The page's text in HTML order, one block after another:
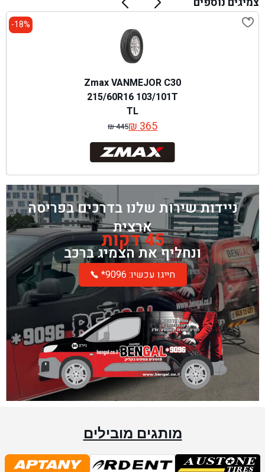
18%-
Zmax VANMEJOR C30
215/60R16 103/101T
TL
₪445
המחיר
המקורי
היה:
₪ 445.
₪365 המחיר
הנוכחי
הוא:
₪ 365.
ניידות שירות שלנו בדרכים בפריסה
ארצית
45 דקות
ונחליף את הצמיג ברכב
*חייגו עכשיו: 9096
מותגים מובילים